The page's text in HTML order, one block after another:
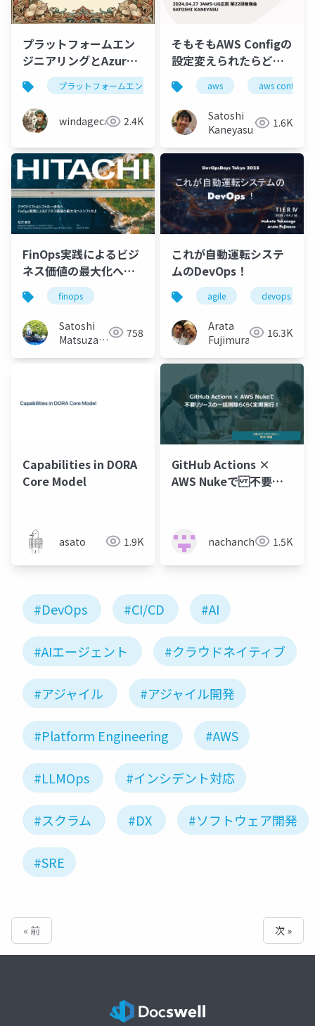
プラットフォームエン
ジニアリングとAzure
Deployment
Environmentの活用方
法
プラットフォームエンジニアリング azure azure
windagecat 2.4K
そもそもAWS Configの
設定変えられたらどう
するの？Amazon
EventBridgeでマネコ
ンの操作を監視する
aws aws config
Satoshi
Kaneyasu
1.6K
FinOps実践によるビジ
ネス価値の最大化へと
シフトせよ
#NEXTVMware資産
finops
Satoshi
Matsuzawa
758
これが自動運転システ
ムのDevOps！
agile devops
Arata
Fujimura
16.3K
Capabilities in DORA
Core Model
asato 1.9K
GitHub Actions ×
AWS Nukeで 不要リ
nachanchan.a1.5K
#DevOps #CI/CD #AI
#AIエージェント #クラウドネイティブ
#アジャイル #アジャイル開発
#Platform Engineering #AWS
#LLMOps #インシデント対応
#スクラム #DX #ソフトウェア開発
#SRE
« 前 次 »